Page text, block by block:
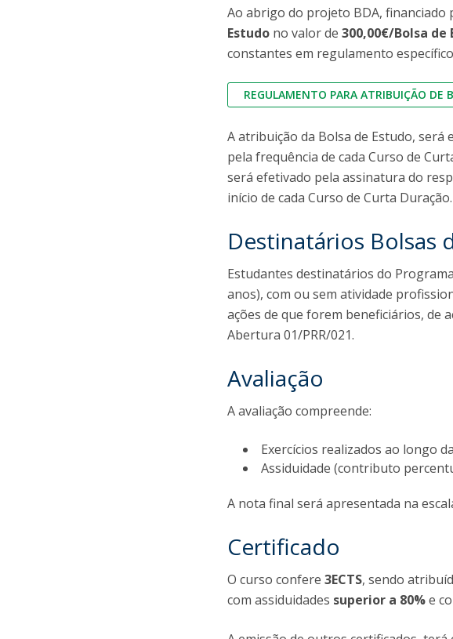
Ao abrigo do projeto BDA, financiado
Estudo no valor de300,00€/Bolsa de
constantes em regulamento
REGULAMENTO PARA ATRIBUIÇÃO DE
A atribuição da Bolsa de Estudo,
pela frequência de cada Curso de
será efetivado pela assinatura do
início de cada Curso de Curta Duração.
Destinatários Bolsas
Estudantes destinatários do
anos), com ou sem atividade
ações de que forem beneficiários, de
Abertura 01/PRR/021.
Avaliação
A avaliação compreende:
Exercícios realizados ao longo
Assiduidade (contributo
A nota final será apresentada na
Certificado
O curso confere3ECTS, sendo
com assiduidades superior a 80%e